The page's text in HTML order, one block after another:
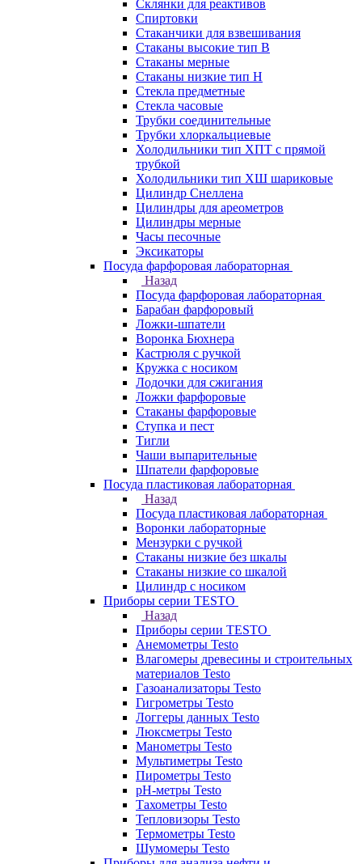
Склянки для реактивов
Спиртовки
Стаканчики для взвешивания
Стаканы высокие тип В
Стаканы мерные
Стаканы низкие тип Н
Стекла предметные
Стекла часовые
Трубки соединительные
Трубки хлоркальциевые
Холодильники тип ХПТ с прямой
трубкой
Холодильники тип ХШ шариковые
Цилиндр Снеллена
Цилиндры для ареометров
Цилиндры мерные
Часы песочные
Эксикаторы
Посуда фарфоровая лабораторная
Назад
Посуда фарфоровая лабораторная
Барабан фарфоровый
Ложки-шпатели
Воронка Бюхнера
Кастрюля с ручкой
Кружка с носиком
Лодочки для сжигания
Ложки фарфоровые
Стаканы фарфоровые
Ступка и пест
Тигли
Чаши выпарительные
Шпатели фарфоровые
Посуда пластиковая лабораторная
Назад
Посуда пластиковая лабораторная
Воронки лабораторные
Мензурки с ручкой
Стаканы низкие без шкалы
Стаканы низкие со шкалой
Цилиндр с носиком
Приборы серии TESTO
Назад
Приборы серии TESTO
Анемометры Testo
Влагомеры древесины и строительных
материалов Testo
Газоанализаторы Testo
Гигрометры Testo
Логгеры данных Testo
Люксметры Testo
Манометры Testo
Мультиметры Testo
Пирометры Testo
pH-метры Testo
Тахометры Testo
Тепловизоры Testo
Термометры Testo
Шумомеры Testo